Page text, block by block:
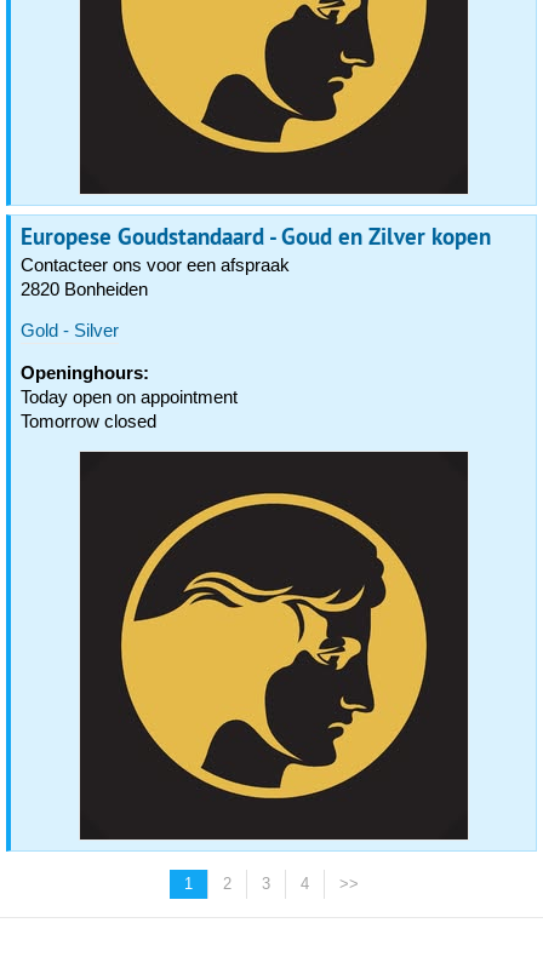
Europese Goudstandaard - Goud en Zilver kopen
Contacteer ons voor een afspraak
2820 Bonheiden
Gold - Silver
Openinghours:
Today open on appointment
Tomorrow closed
1 2 3 4 >>